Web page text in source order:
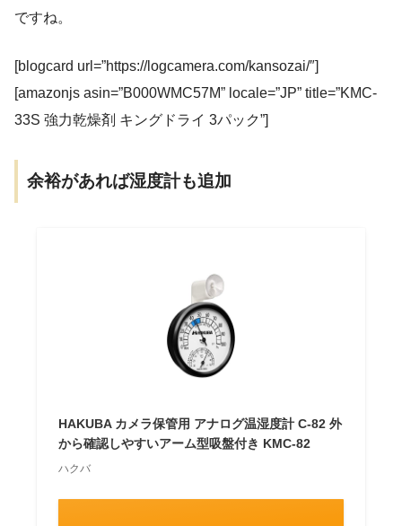
ですね。
[blogcard url=”https://logcamera.com/kansozai/″]
[amazonjs asin=”B000WMC57M” locale=”JP” title=”KMC-
33S 強力乾燥剤 キングドライ 3パック”]
余裕があれば湿度計も追加
HAKUBA カメラ保管用 アナログ温湿度計 C-82 外
から確認しやすいアーム型吸盤付き KMC-82
ハクバ